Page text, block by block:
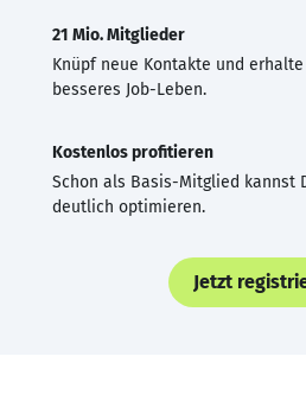
21 Mio. Mitglieder
Knüpf neue Kontakte und
besseres Job-Leben.
Kostenlos profitieren
Schon als Basis-Mitglied kannst
deutlich optimieren.
Jetzt